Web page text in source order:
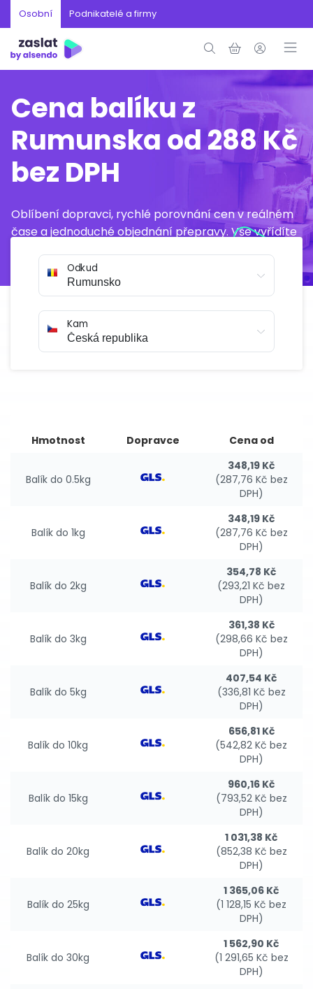
Osobní Podnikatelé a firmy
Cena balíku z
Rumunska od 288 Kč
bez DPH
Oblíbení dopravci, rychlé porovnání cen v reálném
čase a jednoduché objednání přepravy. Vše vyřídíte
Odkud
Kam
Hmotnost Dopravce Cena od
Balík do 0.5kg
348,19 Kč
(287,76 Kč bez
DPH)
Balík do 1kg
348,19 Kč
(287,76 Kč bez
DPH)
Balík do 2kg
354,78 Kč
(293,21 Kč bez
DPH)
Balík do 3kg
361,38 Kč
(298,66 Kč bez
DPH)
Balík do 5kg
407,54 Kč
(336,81 Kč bez
DPH)
Balík do 10kg
656,81 Kč
(542,82 Kč bez
DPH)
Balík do 15kg
960,16 Kč
(793,52 Kč bez
DPH)
Balík do 20kg
1 031,38 Kč
(852,38 Kč bez
DPH)
Balík do 25kg
1 365,06 Kč
(1 128,15 Kč bez
DPH)
Balík do 30kg
1 562,90 Kč
(1 291,65 Kč bez
DPH)